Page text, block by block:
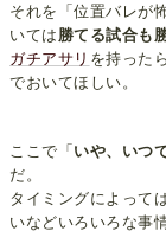
それを「位置バレが
いては 勝てる試合も
ガチアサリ を持った
でおいてほしい。
ここで「 いや、いつ
だ。
タイミングによって
いなどいろいろな事